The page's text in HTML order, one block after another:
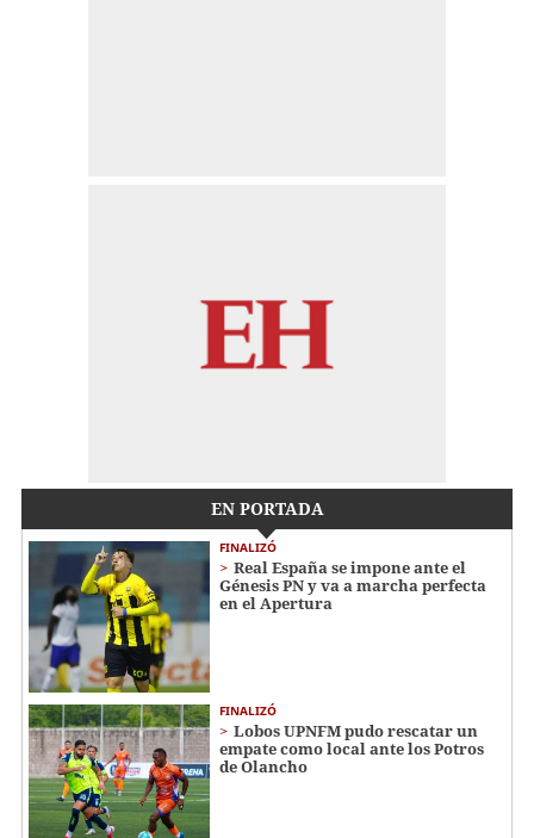
EN PORTADA
FINALIZÓ
Real España se impone ante el
Génesis PN y va a marcha perfecta
en el Apertura
FINALIZÓ
Lobos UPNFM pudo rescatar un
empate como local ante los Potros
de Olancho